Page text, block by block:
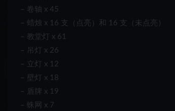
– 卷轴 x 45
– 蜡烛 x 16 支（点亮）和 16 支（未点亮）
– 教堂灯 x 61
– 吊灯 x 26
– 立灯 x 12
– 壁灯 x 18
– 盾牌 x 19
– 蛛网 x 7